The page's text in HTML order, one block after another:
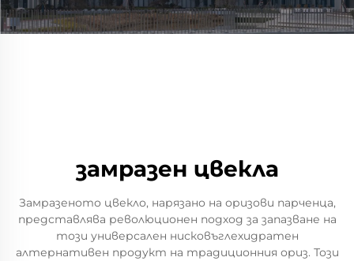
замразен цвекла
Замразеното цвекло, нарязано на оризови парченца,
представлява революционен подход за запазване на
този универсален нисковъглехидратен
алтернативен продукт на традиционния ориз. Този